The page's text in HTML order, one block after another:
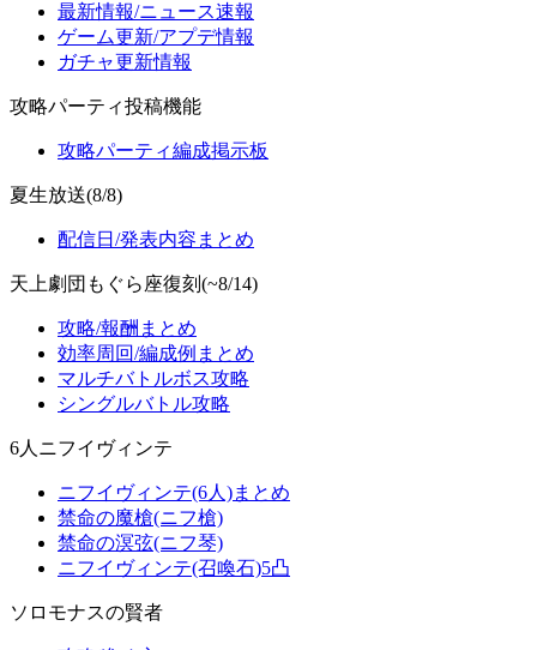
最新情報/ニュース速報
ゲーム更新/アプデ情報
ガチャ更新情報
攻略パーティ投稿機能
攻略パーティ編成掲示板
夏生放送(8/8)
配信日/発表内容まとめ
天上劇団もぐら座復刻(~8/14)
攻略/報酬まとめ
効率周回/編成例まとめ
マルチバトルボス攻略
シングルバトル攻略
6人ニフイヴィンテ
ニフイヴィンテ(6人)まとめ
禁命の魔槍(ニフ槍)
禁命の溟弦(ニフ琴)
ニフイヴィンテ(召喚石)5凸
ソロモナスの賢者